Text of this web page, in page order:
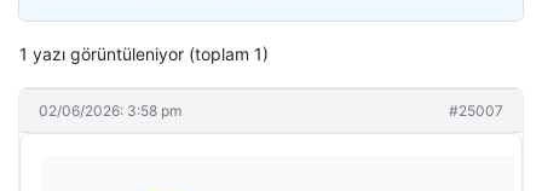
1 yazı görüntüleniyor (toplam 1)
02/06/2026: 3:58 pm #25007